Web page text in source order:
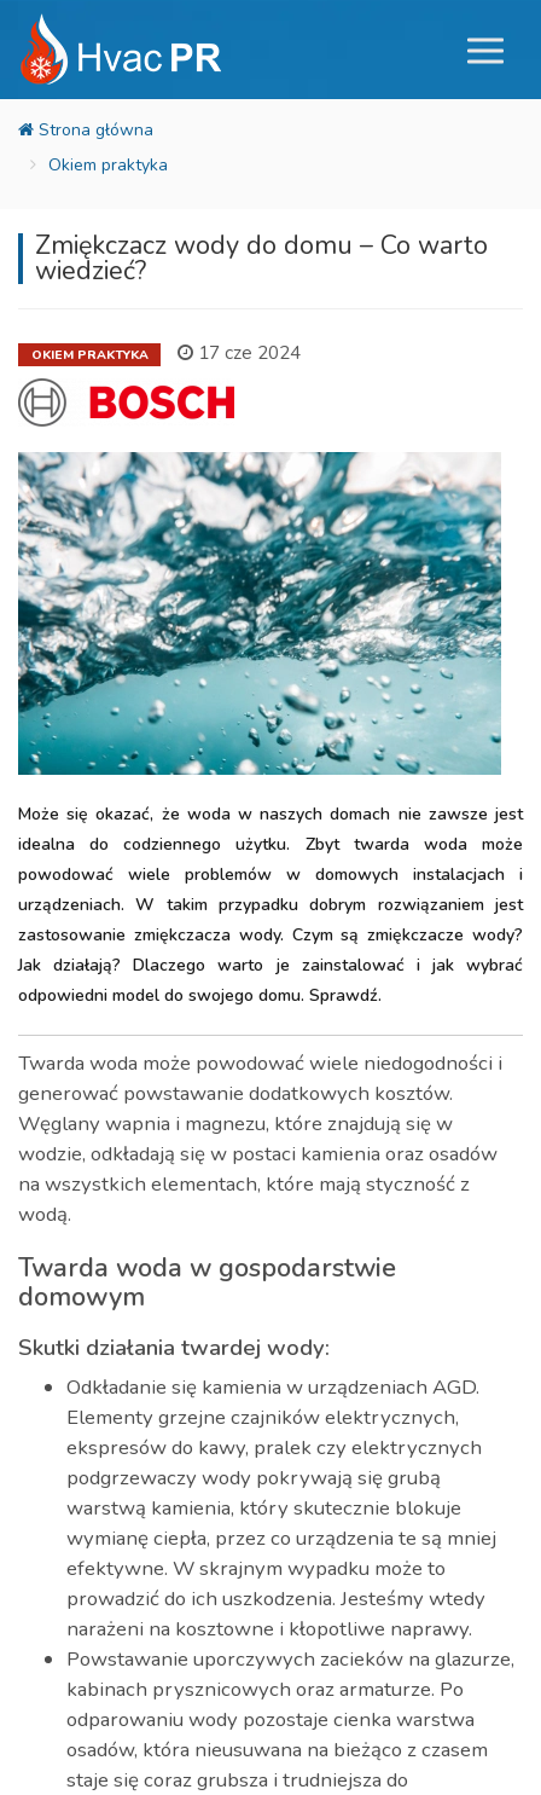
Okiem praktyka
Zmiękczacz wody do domu – Co warto
wiedzieć?
OKIEM PRAKTYKA 17 cze 2024
Może się okazać, że woda w naszych domach nie zawsze jest
idealna do codziennego użytku. Zbyt twarda woda może
powodować wiele problemów w domowych instalacjach i
urządzeniach. W takim przypadku dobrym rozwiązaniem jest
zastosowanie zmiękczacza wody. Czym są zmiękczacze wody?
Jak działają? Dlaczego warto je zainstalować i jak wybrać
odpowiedni model do swojego domu. Sprawdź.
Twarda woda może powodować wiele niedogodności i
generować powstawanie dodatkowych kosztów.
Węglany wapnia i magnezu, które znajdują się w
wodzie, odkładają się w postaci kamienia oraz osadów
na wszystkich elementach, które mają styczność z
wodą.
Twarda woda w gospodarstwie
domowym
Skutki działania twardej wody:
Odkładanie się kamienia w urządzeniach AGD.
Elementy grzejne czajników elektrycznych,
ekspresów do kawy, pralek czy elektrycznych
podgrzewaczy wody pokrywają się grubą
warstwą kamienia, który skutecznie blokuje
wymianę ciepła, przez co urządzenia te są mniej
efektywne. W skrajnym wypadku może to
prowadzić do ich uszkodzenia. Jesteśmy wtedy
narażeni na kosztowne i kłopotliwe naprawy.
Powstawanie uporczywych zacieków na glazurze,
kabinach prysznicowych oraz armaturze. Po
odparowaniu wody pozostaje cienka warstwa
osadów, która nieusuwana na bieżąco z czasem
staje się coraz grubsza i trudniejsza do